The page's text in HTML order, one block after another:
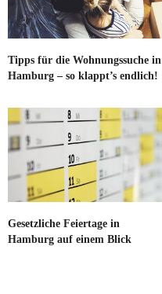
Tipps für die Wohnungssuche in
Hamburg – so klappt’s endlich!
Gesetzliche Feiertage in
Hamburg auf einem Blick